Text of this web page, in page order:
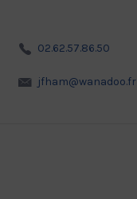
02.62.57.86.50
jfham@wanadoo.fr